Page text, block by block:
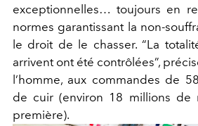
exceptionnelles… toujours en
normes garantissant la non-
le droit de le chasser. “La
arrivent ont été contrôlées”,
l’homme, aux commandes de
de cuir (environ 18 millions de
première).